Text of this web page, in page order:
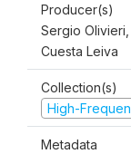
Producer(s)
Sergio
Cuesta Leiva
Collection(s)
High-
Metadata